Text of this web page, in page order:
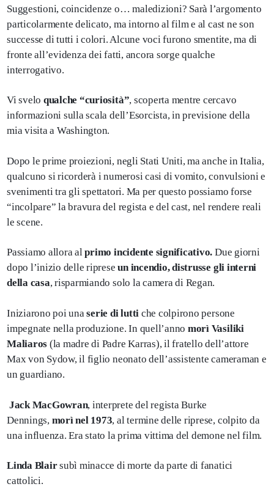
Suggestioni, coincidenze o… maledizioni? Sarà l’argomento
particolarmente delicato, ma intorno al film e al cast ne son
successe di tutti i colori. Alcune voci furono smentite, ma di
fronte all’evidenza dei fatti, ancora sorge qualche
interrogativo.
Vi svelo qualche “curiosità”, scoperta mentre cercavo
informazioni sulla scala dell’Esorcista, in previsione della
mia visita a Washington.
Dopo le prime proiezioni, negli Stati Uniti, ma anche in Italia,
qualcuno si ricorderà i numerosi casi di vomito, convulsioni e
svenimenti tra gli spettatori. Ma per questo possiamo forse
“incolpare” la bravura del regista e del cast, nel rendere reali
le scene.
Passiamo allora alprimo incidente significativo. Due giorni
dopo l’inizio delle ripreseun incendio, distrusse gli interni
della casa, risparmiando solo la camera di Regan.
Iniziarono poi unaserie di lutti che colpirono persone
impegnate nella produzione. In quell’anno morì Vasiliki
Maliaros (la madre di Padre Karras), il fratello dell’attore
Max von Sydow, il figlio neonato dell’assistente cameraman e
un guardiano.
Jack MacGowran, interprete del regista Burke
Dennings, morì nel 1973, al termine delle riprese, colpito da
una influenza. Era stato la prima vittima del demone nel film.
Linda Blairsubì minacce di morte da parte di fanatici
cattolici.